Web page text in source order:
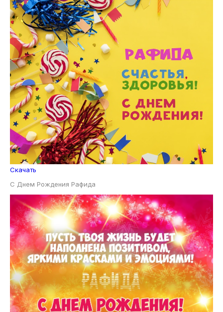
Скачать
С Днем Рождения Рафида